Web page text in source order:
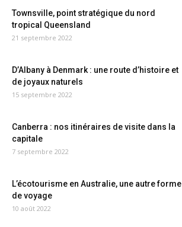
Townsville, point stratégique du nord
tropical Queensland
21 septembre 2022
D’Albany à Denmark : une route d’histoire et
de joyaux naturels
15 septembre 2022
Canberra : nos itinéraires de visite dans la
capitale
7 septembre 2022
L’écotourisme en Australie, une autre forme
de voyage
10 août 2022